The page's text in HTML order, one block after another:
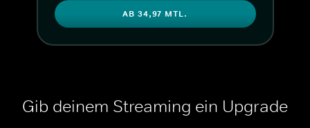
AB 34,97 MTL.
Gib deinem Streaming ein Upgrade